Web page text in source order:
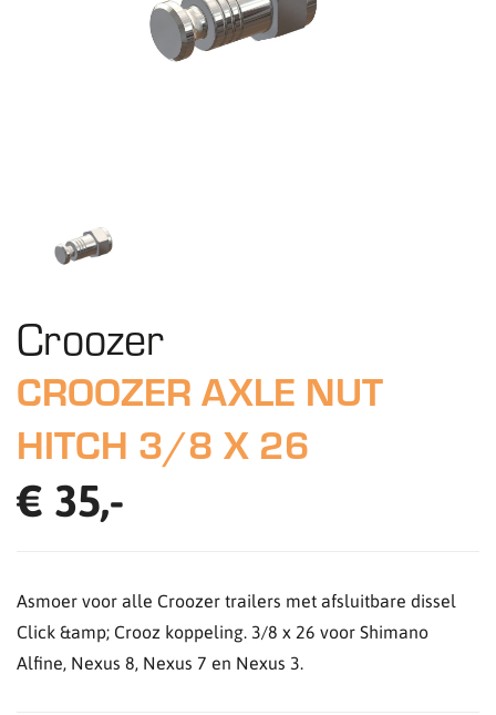
Croozer
CROOZER AXLE NUT
HITCH 3/8 X 26
€ 35,-
Asmoer voor alle Croozer trailers met afsluitbare dissel
Click &amp; Crooz koppeling. 3/8 x 26 voor Shimano
Alfine, Nexus 8, Nexus 7 en Nexus 3.